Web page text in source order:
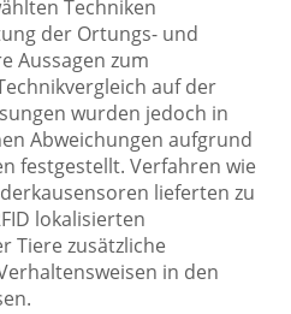
Techniken
der Ortungs- und
Aussagen zum
auf der
wurden jedoch in
Abweichungen aufgrund
festgestellt. Verfahren wie
lieferten zu
lokalisierten
Tiere zusätzliche
in den